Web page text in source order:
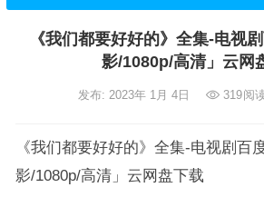
《我们都要好好的》全集-电视
影/1080p/高清」云网
发布: 2023年 1月 4日 319阅
《我们都要好好的》全集-电视剧百
影/1080p/高清」云网盘下载